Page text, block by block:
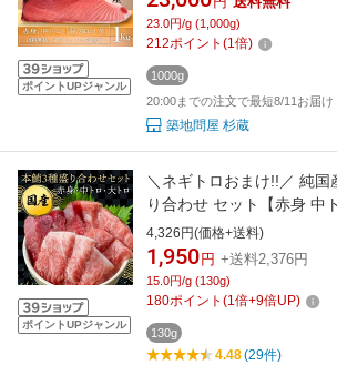
ポイントUPジャンル
たたき お歳暮 お祝い 父の
レゼント 鮪 まぐろ 贈り物
23.0円/g (1,000g)
212ポイント (1倍)
1000g
20:00までの注文で最短8/11お届け
築地問屋 杉蔵
ポイントUPジャンル
＼ネギトロおまけ!!／ 純国
り合わせ セット【赤身 中
り まぐろ マグロ 本まぐろ
ろ トロ 冷凍 刺身 刺し身
司 マグロ丼 海鮮丼 ギフト
り寄せ お取り寄せグルメ
4,326円(価格+送料)
1,950 円 +送料2,376円
15.0円/g (130g)
180ポイント (1倍+9倍UP)
130g
4.48(29件)